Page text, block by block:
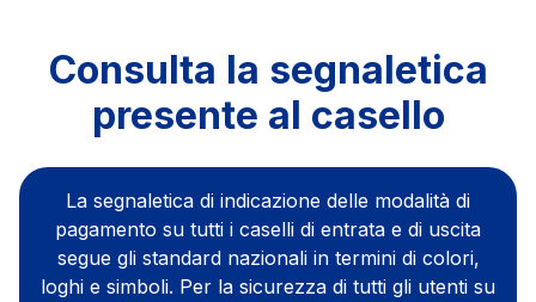
Società Autostrada Tirrenica p.A.
Km rete: 55
Scadenza concessione: 2028
Tangenziale di Napoli S.p.A.
Km rete: 20
Scadenza concessione: 2037
Consulta la segnaletica
presente al casello
La segnaletica di indicazione delle modalità di
pagamento su tutti i caselli di entrata e di uscita
segue gli standard nazionali in termini di colori,
loghi e simboli. Per la sicurezza di tutti gli utenti su